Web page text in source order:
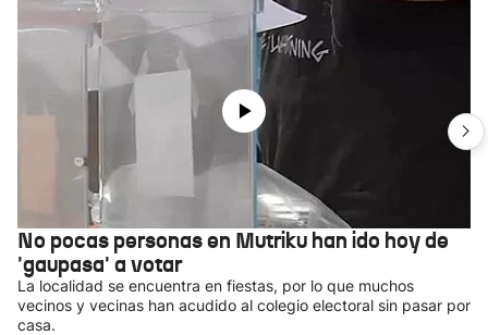
No pocas personas en Mutriku han ido hoy de
'gaupasa' a votar
La localidad se encuentra en fiestas, por lo que muchos
vecinos y vecinas han acudido al colegio electoral sin pasar por
casa.